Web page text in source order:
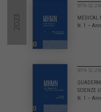
2023
979-12-
MEDICAL
N. 1 –
979-12-
SCIENZE
N. 1 –